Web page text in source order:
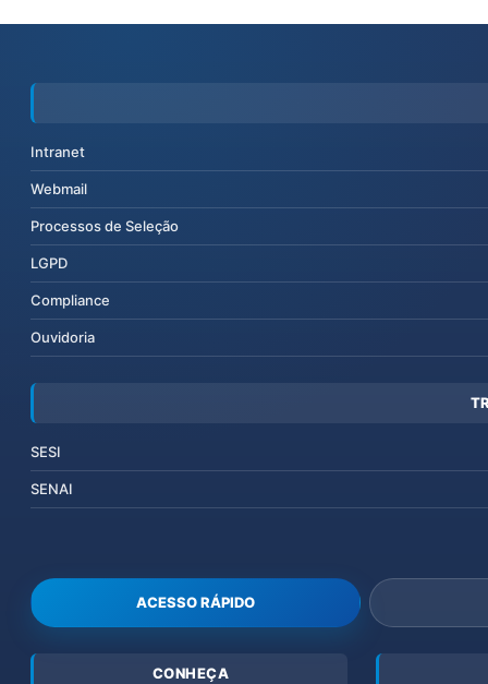
Intranet
Webmail
Processos de Seleção
LGPD
Compliance
Ouvidoria
SESI
SENAI
ACESSO RÁPIDO
CONHEÇA